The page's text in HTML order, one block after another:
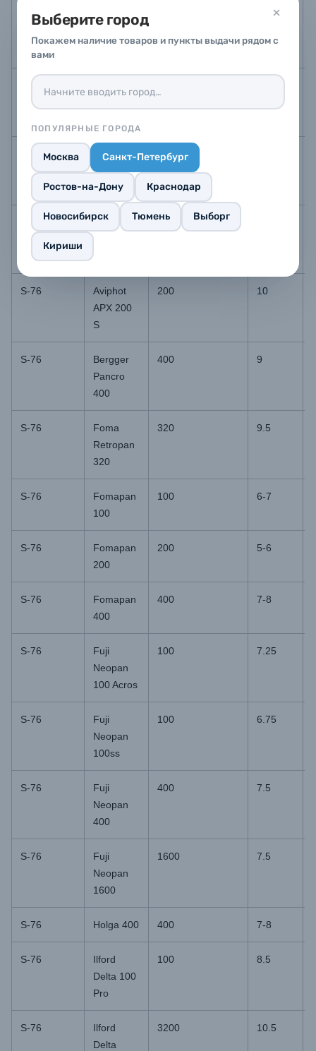
Выберите город
Покажем наличие товаров и пункты выдачи рядом с
вами
ПОПУЛЯРНЫЕ ГОРОДА
Москва Санкт-Петербург
Ростов-на-Дону Краснодар
Новосибирск Тюмень Выборг
Кириши
S-76
Argenti
Arista
EDU Ultra
200
200
Arista
EDU Ultra
400
400
S-76
Aviphot
APX 200
S
200 10
S-76
Bergger
Pancro
400
400 9
S-76
Foma
Retropan
320
320 9.5
S-76
Fomapan
100
100 6-7
S-76
Fomapan
200
200 5-6
S-76
Fomapan
400
400 7-8
S-76
Fuji
Neopan
100 Acros
100 7.25
S-76
Fuji
Neopan
100ss
100 6.75
S-76
Fuji
Neopan
400
400 7.5
S-76
Fuji
Neopan
1600
1600 7.5
S-76 Holga 400 400 7-8
S-76
Ilford
Delta 100
Pro
100 8.5
S-76
Ilford
Delta
3200 10.5